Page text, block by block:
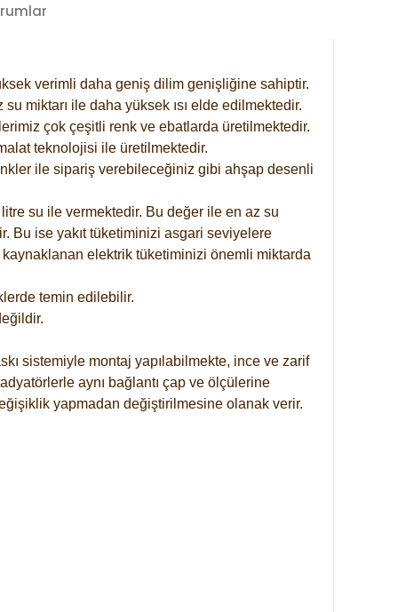
verimli daha geniş dilim genişliğine sahiptir.
miktarı ile daha yüksek ısı elde edilmektedir.
çok çeşitli renk ve ebatlarda üretilmektedir.
teknolojisi ile üretilmektedir.
ile sipariş verebileceğiniz gibi ahşap desenli
litre su ile vermektedir. Bu değer ile en az su
Bu ise yakıt tüketiminizi asgari seviyelere
kaynaklanan elektrik tüketiminizi önemli miktarda
temin edilebilir.
sistemiyle montaj yapılabilmekte, ince ve zarif
aynı bağlantı çap ve ölçülerine
yapmadan değiştirilmesine olanak verir.